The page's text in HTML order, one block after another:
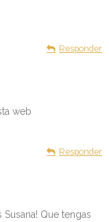
Responder
web
Responder
Susana! Que tengas